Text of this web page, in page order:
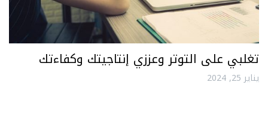
تغلبي على التوتر وعززي إنتاجيتك وكفاءتك
يناير 25, 2024